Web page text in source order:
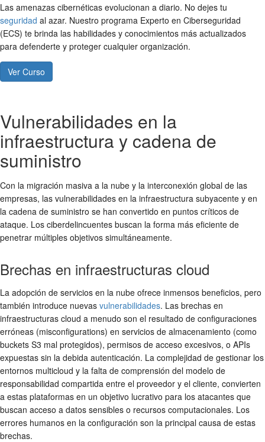
Las amenazas cibernéticas evolucionan a diario. No dejes tu
seguridad al azar. Nuestro programa Experto en Ciberseguridad
(ECS) te brinda las habilidades y conocimientos más actualizados
para defenderte y proteger cualquier organización.
Ver Curso
Vulnerabilidades en la
infraestructura y cadena de
suministro
Con la migración masiva a la nube y la interconexión global de las
empresas, las vulnerabilidades en la infraestructura subyacente y en
la cadena de suministro se han convertido en puntos críticos de
ataque. Los ciberdelincuentes buscan la forma más eficiente de
penetrar múltiples objetivos simultáneamente.
Brechas en infraestructuras cloud
La adopción de servicios en la nube ofrece inmensos beneficios, pero
también introduce nuevas vulnerabilidades. Las brechas en
infraestructuras cloud a menudo son el resultado de configuraciones
erróneas (misconfigurations) en servicios de almacenamiento (como
buckets S3 mal protegidos), permisos de acceso excesivos, o APIs
expuestas sin la debida autenticación. La complejidad de gestionar los
entornos multicloud y la falta de comprensión del modelo de
responsabilidad compartida entre el proveedor y el cliente, convierten
a estas plataformas en un objetivo lucrativo para los atacantes que
buscan acceso a datos sensibles o recursos computacionales. Los
errores humanos en la configuración son la principal causa de estas
brechas.